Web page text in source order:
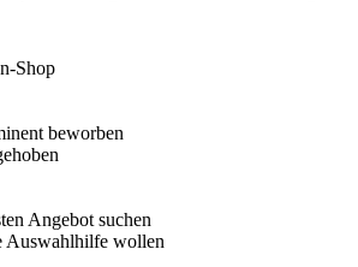
Shop
beworben
Angebot suchen
Auswahlhilfe wollen